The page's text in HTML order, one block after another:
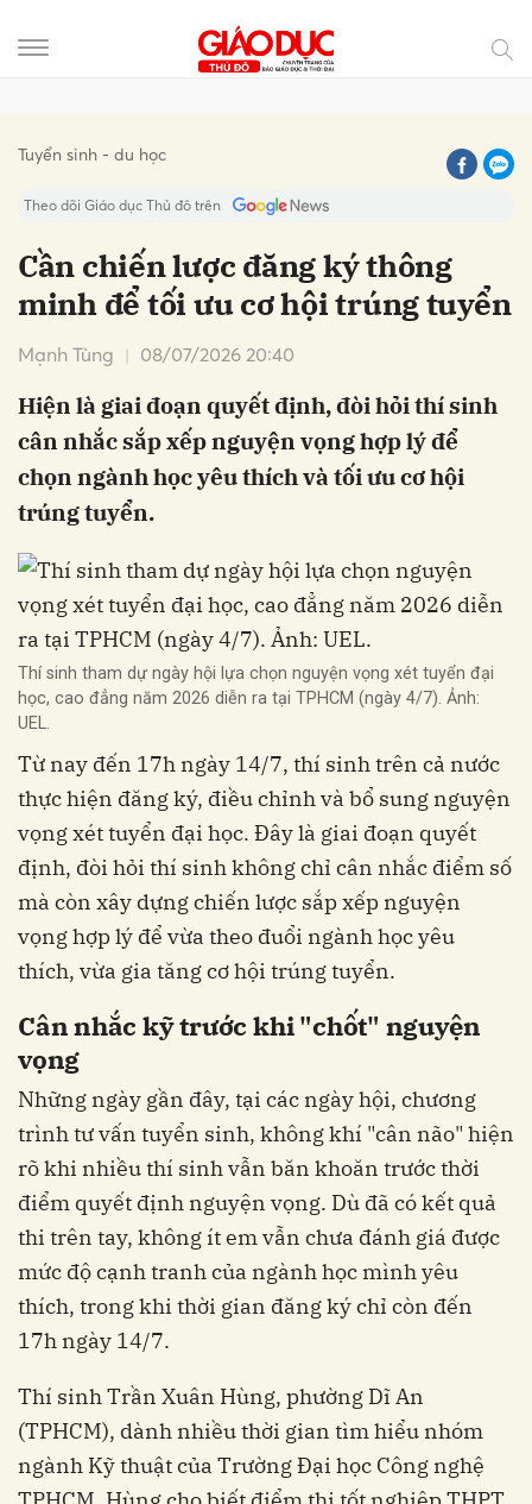
Tuyển sinh - du học
Theo dõi Giáo dục Thủ đô trên
Cần chiến lược đăng ký thông
minh để tối ưu cơ hội trúng tuyển
Mạnh Tùng 08/07/2026 20:40
Hiện là giai đoạn quyết định, đòi hỏi thí sinh
cân nhắc sắp xếp nguyện vọng hợp lý để
chọn ngành học yêu thích và tối ưu cơ hội
trúng tuyển.
Thí sinh tham dự ngày hội lựa chọn nguyện vọng xét tuyển đại
học, cao đẳng năm 2026 diễn ra tại TPHCM (ngày 4/7). Ảnh:
UEL.
Từ nay đến 17h ngày 14/7, thí sinh trên cả nước
thực hiện đăng ký, điều chỉnh và bổ sung nguyện
vọng xét tuyển đại học. Đây là giai đoạn quyết
định, đòi hỏi thí sinh không chỉ cân nhắc điểm số
mà còn xây dựng chiến lược sắp xếp nguyện
vọng hợp lý để vừa theo đuổi ngành học yêu
thích, vừa gia tăng cơ hội trúng tuyển.
Cân nhắc kỹ trước khi "chốt" nguyện
vọng
Những ngày gần đây, tại các ngày hội, chương
trình tư vấn tuyển sinh, không khí "cân não" hiện
rõ khi nhiều thí sinh vẫn băn khoăn trước thời
điểm quyết định nguyện vọng. Dù đã có kết quả
thi trên tay, không ít em vẫn chưa đánh giá được
mức độ cạnh tranh của ngành học mình yêu
thích, trong khi thời gian đăng ký chỉ còn đến
17h ngày 14/7.
Thí sinh Trần Xuân Hùng, phường Dĩ An
(TPHCM), dành nhiều thời gian tìm hiểu nhóm
ngành Kỹ thuật của Trường Đại học Công nghệ
Hủy Gửi